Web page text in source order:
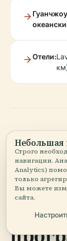
Отели:
Небольшая
Строго
навигации.
Analytics)
только
Вы можете
сайта.